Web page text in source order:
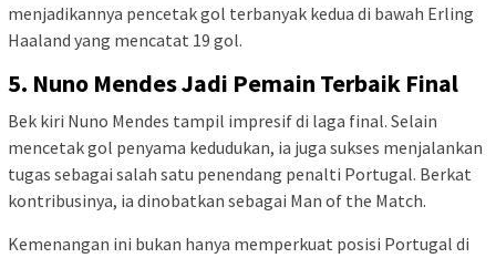
menjadikannya pencetak gol terbanyak kedua di bawah Erling
Haaland yang mencatat 19 gol.
5. Nuno Mendes Jadi Pemain Terbaik Final
Bek kiri Nuno Mendes tampil impresif di laga final. Selain
mencetak gol penyama kedudukan, ia juga sukses menjalankan
tugas sebagai salah satu penendang penalti Portugal. Berkat
kontribusinya, ia dinobatkan sebagai Man of the Match.
Kemenangan ini bukan hanya memperkuat posisi Portugal di